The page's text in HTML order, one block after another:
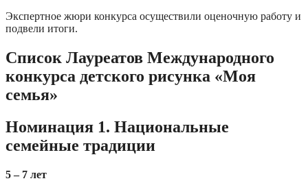
Экспертное жюри конкурса осуществили оценочную работу и
подвели итоги.
Список Лауреатов Международного
конкурса детского рисунка «Моя
семья»
Номинация 1. Национальные
семейные традиции
5 – 7 лет